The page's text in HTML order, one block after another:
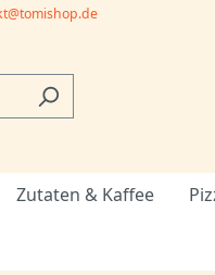
Zutaten & Kaffee